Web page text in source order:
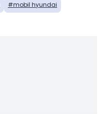
mobil hyundai